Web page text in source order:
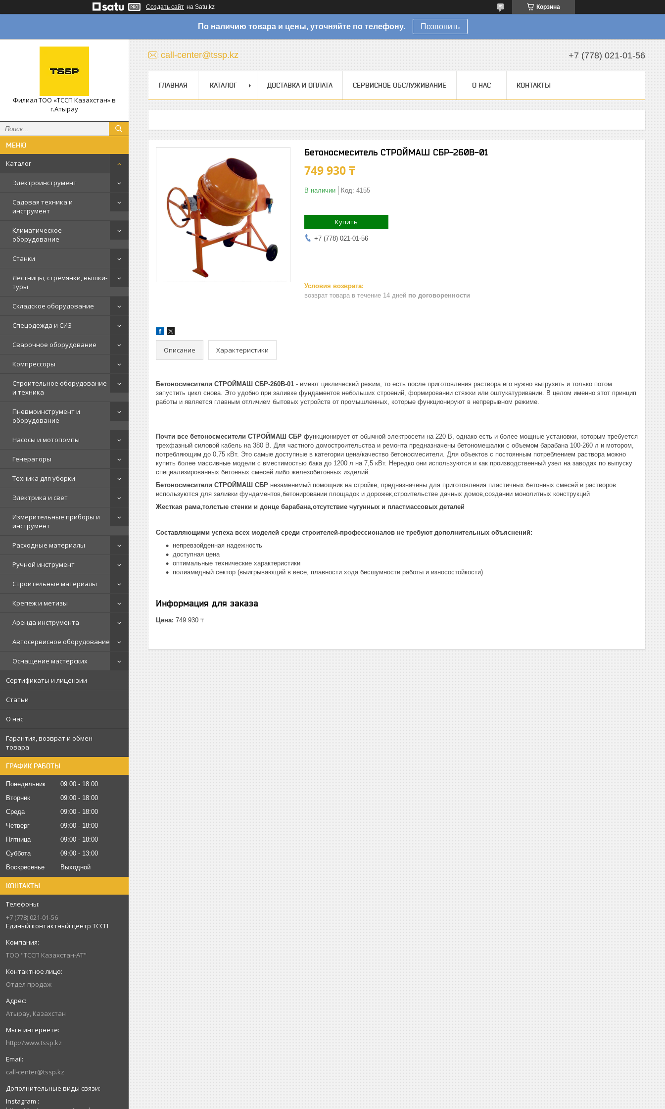
Создать сайт на Satu.kz Корзина
По наличию товара и цены, уточняйте по телефону. Позвонить
Филиал ТОО «ТССП Казахстан» в
г.Атырау
Каталог
Электроинструмент
Садовая техника и
инструмент
Климатическое
оборудование
Станки
Лестницы, стремянки, вышки-
туры
Складское оборудование
Спецодежда и СИЗ
Сварочное оборудование
Компрессоры
Строительное оборудование
и техника
Пневмоинструмент и
оборудование
Насосы и мотопомпы
Генераторы
Техника для уборки
Электрика и свет
Измерительные приборы и
инструмент
Расходные материалы
Ручной инструмент
Строительные материалы
Крепеж и метизы
Аренда инструмента
Автосервисное оборудование
Оснащение мастерских
Сертификаты и лицензии
Статьи
О нас
Гарантия, возврат и обмен
товара
ГРАФИК РАБОТЫ
Понедельник 09:00
18:00
Вторник
09:00
18:00
Среда
09:00
18:00
Четверг
09:00
18:00
Пятница
09:00
18:00
Суббота
09:00
13:00
Воскресенье
Выходной
КОНТАКТЫ
+7 (778) 021-01-56
Единый контактный центр ТССП
ТОО "ТССП Казахстан-АТ"
Отдел продаж
Атырау, Казахстан
http://www.tssp.kz
call-center@tssp.kz
Instagram
call-center@tssp.kz +7 (778) 021-01-56
ГЛАВНАЯ КАТАЛОГ ДОСТАВКА И ОПЛАТА СЕРВИСНОЕ ОБСЛУЖИВАНИЕ О НАС КОНТАКТЫ
Бетоносмеситель СТРОЙМАШ СБР-260В-01
749 930 ₸
В наличии Код: 4155
Купить
+7 (778) 021-01-56
возврат товара в течение 14 дней по договоренности
Описание Характеристики
Бетоносмесители СТРОЙМАШ СБР-260В-01 - имеют циклический режим, то есть после приготовления раствора его нужно выгрузить и только потом
запустить цикл снова. Это удобно при заливке фундаментов небольших строений, формировании стяжки или оштукатуривании. В целом именно этот принцип
работы и является главным отличием бытовых устройств от промышленных, которые функционируют в непрерывном режиме.
Почти все бетоносмесители СТРОЙМАШ СБР функционирует от обычной электросети на 220 В, однако есть и более мощные установки, которым требуется
трехфазный силовой кабель на 380 В. Для частного домостроительства и ремонта предназначены бетономешалки с объемом барабана 100-260 л и мотором,
потребляющим до 0,75 кВт. Это самые доступные в категории цена/качество бетоносмесители. Для объектов с постоянным потреблением раствора можно
купить более массивные модели с вместимостью бака до 1200 л на 7,5 кВт. Нередко они используются и как производственный узел на заводах по выпуску
специализированных бетонных смесей либо железобетонных изделий.
Бетоносмесители СТРОЙМАШ СБР незаменимый помощник на стройке, предназначены для приготовления пластичных бетонных смесей и растворов
используются для заливки фундаментов,бетонировании площадок и дорожек,строительстве дачных домов,создании монолитных конструкций
Жесткая рама,толстые стенки и донце барабана,отсутствие чугунных и пластмассовых деталей
Составляющими успеха всех моделей среди строителей-профессионалов не требуют дополнительных объяснений:
непревзойденная надежность
доступная цена
оптимальные технические характеристики
полиамидный сектор (выигрывающий в весе, плавности хода бесшумности работы и износостойкости)
Информация для заказа
Цена: 749 930 ₸